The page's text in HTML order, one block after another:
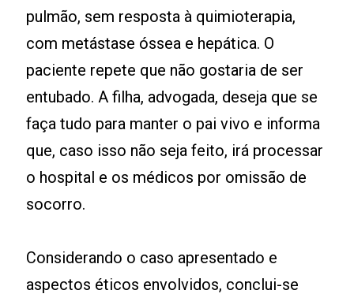
pulmão, sem resposta à quimioterapia,
com metástase óssea e hepática. O
paciente repete que não gostaria de ser
entubado. A filha, advogada, deseja que se
faça tudo para manter o pai vivo e informa
que, caso isso não seja feito, irá processar
o hospital e os médicos por omissão de
socorro.
Considerando o caso apresentado e
aspectos éticos envolvidos, conclui-se